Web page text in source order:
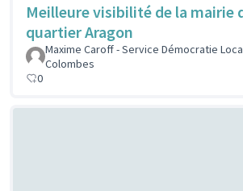
Meilleure visibilité de la mairie
quartier Aragon
Maxime Caroff - Service Démocratie
Colombes
0